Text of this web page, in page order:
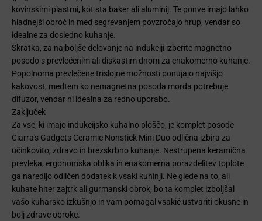
kovinskimi plastmi, kot sta baker ali aluminij. Te ponve imajo lahko
hladnejši obroč in med segrevanjem povzročajo hrup, vendar so
idealne za dosledno kuhanje.
Skratka, za najboljše delovanje na indukciji izberite magnetno
posodo s prevlečenim ali diskastim dnom za enakomerno kuhanje.
Popolnoma prevlečene trislojne možnosti ponujajo najvišjo
kakovost, medtem ko nemagnetna posoda morda potrebuje
difuzor, vendar ni idealna za redno uporabo.
Zaključek
Za vse, ki imajo indukcijsko kuhalno ploščo, je komplet posode
Ciarra's Gadgets Ceramic Nonstick Mini Duo odlična izbira za
učinkovito, zdravo in brezskrbno kuhanje. Nestrupena keramična
prevleka, ergonomska oblika in enakomerna porazdelitev toplote
ga naredijo odličen dodatek k vsaki kuhinji. Ne glede na to, ali
kuhate hiter zajtrk ali gurmanski obrok, bo ta komplet izboljšal
vašo kuharsko izkušnjo in vam pomagal vsakič ustvariti okusne in
bolj zdrave obroke.